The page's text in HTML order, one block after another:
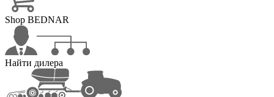
Shop BEDNAR
Найти дилера